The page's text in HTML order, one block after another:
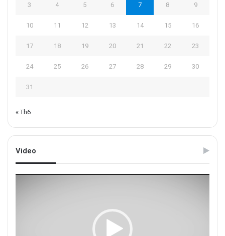
3 4 5 6 7 8 9
10 11 12 13 14 15 16
17 18 19 20 21 22 23
24 25 26 27 28 29 30
31
« Th6
Video